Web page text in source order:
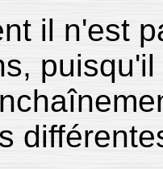
il n'est